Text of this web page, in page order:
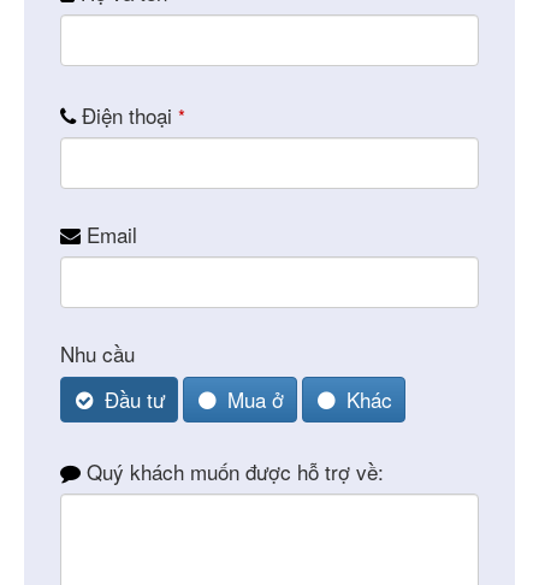
Điện thoại *
Email
Phone
Number
Nhu cầu
Đầu tư
Mua ở Khác
Quý khách muốn được hỗ trợ về: